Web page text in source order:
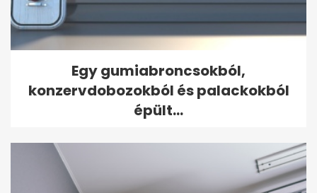
Egy gumiabroncsokból,
konzervdobozokból és palackokból
épült...